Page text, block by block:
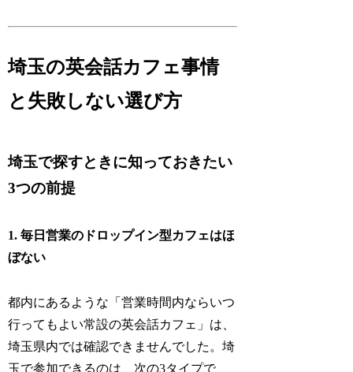
埼玉の英会話カフェ事情
と失敗しない選び方
埼玉で探すときに知っておきたい
3つの前提
1. 毎日営業のドロップイン型カフェはほ
ぼない
都内にあるような「営業時間内ならいつ
行ってもよい常設の英会話カフェ」は、
埼玉県内では確認できませんでした。埼
玉で参加できるのは、次の3タイプで